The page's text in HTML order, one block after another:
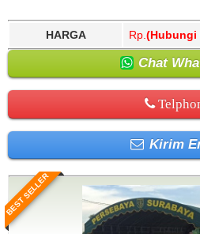
HARGA Rp. (Hubungi
Chat
Kirim
BEST SELLER